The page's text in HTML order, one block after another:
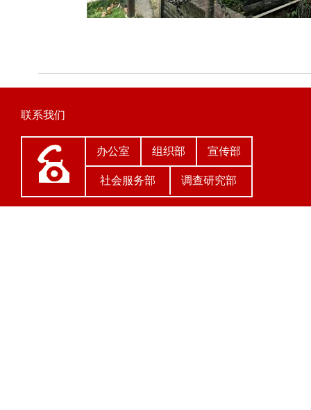
联系我们
办公室 组织部 宣传部
社会服务部 调查研究部